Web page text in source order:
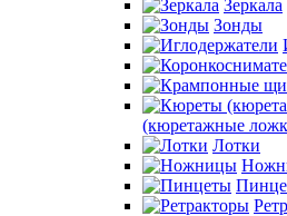
Зеркала
Зонды
(кюретажные
Лотки